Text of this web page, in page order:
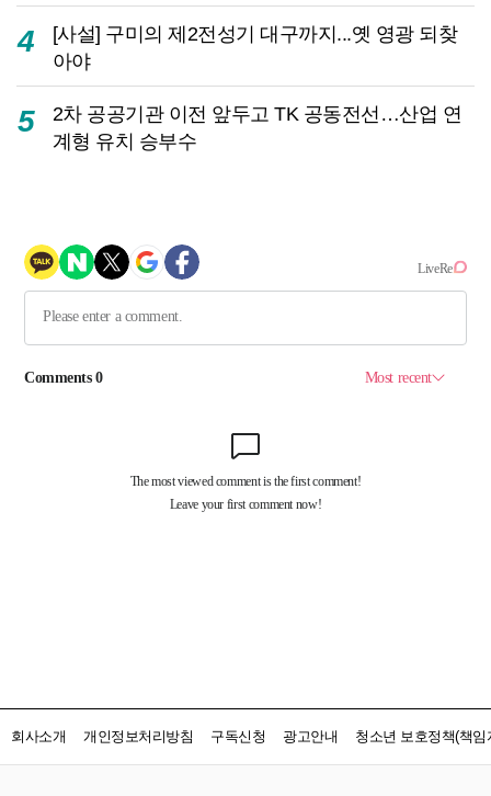
4
[사설] 구미의 제2전성기 대구까지...옛 영광 되찾
아야
5
2차 공공기관 이전 앞두고 TK 공동전선…산업 연
계형 유치 승부수
회사소개 개인정보처리방침 구독신청 광고안내 청소년 보호정책(책임